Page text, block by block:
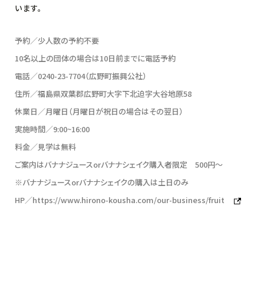
います。
予約／少人数の予約不要
10名以上の団体の場合は10日前までに電話予約
電話／0240-23-7704（広野町振興公社）
住所／福島県双葉郡広野町大字下北迫字大谷地原58
休業日／月曜日（月曜日が祝日の場合はその翌日）
実施時間／9:00~16:00
料金／見学は無料
ご案内はバナナジュースorバナナシェイク購入者限定 500円～
※バナナジュースorバナナシェイクの購入は土日のみ
HP／https://www.hirono-kousha.com/our-business/fruit